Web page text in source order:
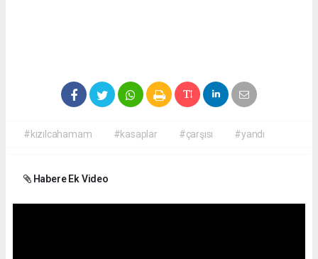
#kızılcahamam #kasaplar #çarşısı #yandı
Habere Ek Video